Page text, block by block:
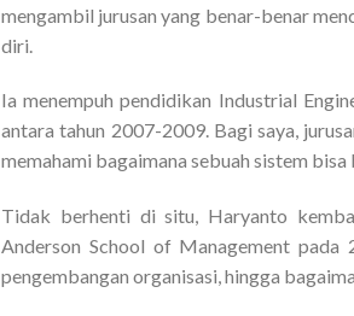
mengambil jurusan yang benar-benar
diri.
Ia menempuh pendidikan Industrial
antara tahun 2007-2009. Bagi saya,
memahami bagaimana sebuah sistem
Tidak berhenti di situ, Haryanto
Anderson School of Management
pengembangan organisasi, hingga